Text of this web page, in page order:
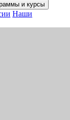
и курсы
Наши